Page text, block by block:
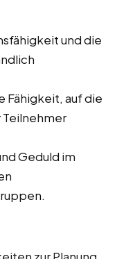
und die
Fähigkeit, auf die
Geduld im